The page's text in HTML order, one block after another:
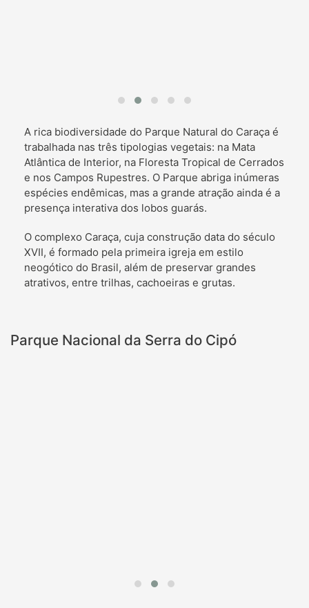
A rica biodiversidade do Parque Natural do Caraça é
trabalhada nas três tipologias vegetais: na Mata
Atlântica de Interior, na Floresta Tropical de Cerrados
e nos Campos Rupestres. O Parque abriga inúmeras
espécies endêmicas, mas a grande atração ainda é a
presença interativa dos lobos guarás.
O complexo Caraça, cuja construção data do século
XVII, é formado pela primeira igreja em estilo
neogótico do Brasil, além de preservar grandes
atrativos, entre trilhas, cachoeiras e grutas.
Parque Nacional da Serra do Cipó